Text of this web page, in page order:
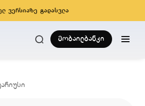
ვერსიაზე გადასვლა
მობაილბანკი